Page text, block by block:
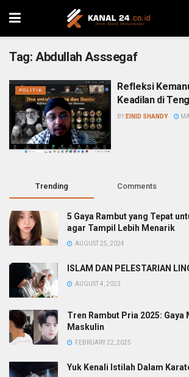
Tag: Abdullah Asssegaf
POLITIK
Refleksi
Keadilan di
BY EINID SHANDY
Trending Comments
5 Gaya Rambut yang Tepat
agar Tampil Lebih Menarik
AUGUST 25, 2024
ISLAM DAN PELESTARIAN
AUGUST 4, 2023
Tren Rambut Pria 2025: Gaya
Maskulin
FEBRUARY 22, 2025
Yuk Kenali Istilah Dalam